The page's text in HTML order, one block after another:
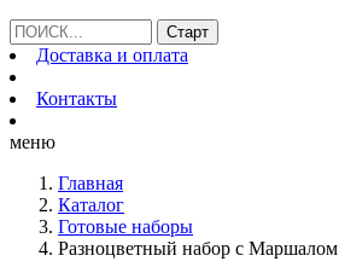
Доставка и оплата
Контакты
меню
Главная
Каталог
Готовые наборы
Разноцветный набор с Маршалом